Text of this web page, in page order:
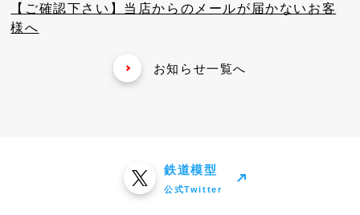
【ご確認下さい】当店からのメールが届かないお客
様へ
お知らせ一覧へ
鉄道模型
公式Twitter